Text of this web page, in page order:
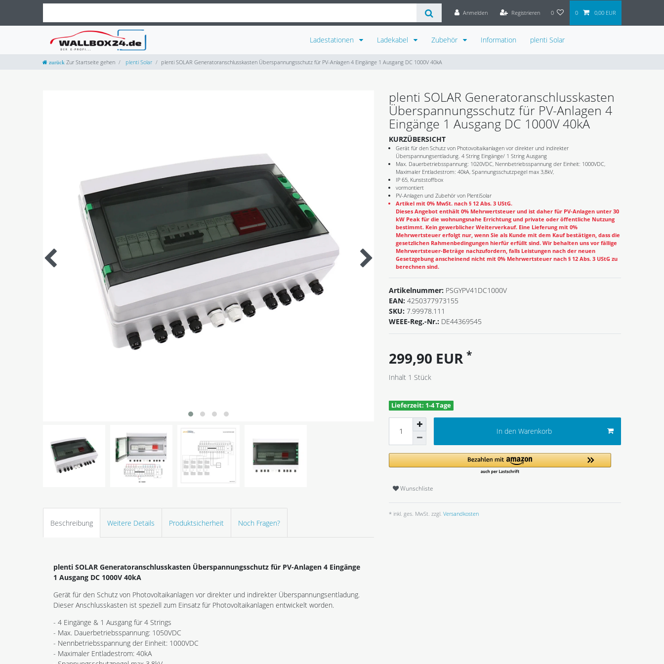
Anmelden Registrieren 0 0 0,00 EUR
Ladestationen Ladekabel Zubehör Information plenti Solar
Zur Startseite gehen plenti Solar plenti SOLAR Generatoranschlusskasten Überspannungsschutz für PV-Anlagen 4 Eingänge 1 Ausgang DC 1000V 40kA
Beschreibung Weitere Details Produktsicherheit Noch Fragen?
plenti SOLAR Generatoranschlusskasten Überspannungsschutz für PV-Anlagen 4 Eingänge
1 Ausgang DC 1000V 40kA
Gerät für den Schutz von Photovoltaikanlagen vor direkter und indirekter Überspannungsentladung.
Dieser Anschlusskasten ist speziell zum Einsatz für Photovoltaikanlagen entwickelt worden.
- 4 Eingänge & 1 Ausgang für 4 Strings
- Max. Dauerbetriebsspannung: 1050VDC
- Nennbetriebsspannung der Einheit: 1000VDC
- Maximaler Entladestrom: 40kA
plenti SOLAR Generatoranschlusskasten
Überspannungsschutz für PV-Anlagen 4
Eingänge 1 Ausgang DC 1000V 40kA
KURZÜBERSICHT
Gerät für den Schutz von Photovoltaikanlagen vor direkter und indirekter
Überspannungsentladung. 4 String Eingänge/ 1 String Ausgang
Max. Dauerbetriebsspannung: 1020VDC, Nennbetriebsspannung der Einheit: 1000VDC,
Maximaler Entladestrom: 40kA, Spannungsschutzpegel max 3,8kV,
IP 65, Kunststoffbox
vormontiert
PV-Anlagen und Zubehör von PlentiSolar
Artikel mit 0% MwSt. nach § 12 Abs. 3 UStG.
Dieses Angebot enthält 0% Mehrwertsteuer und ist daher für PV-Anlagen unter 30
kW Peak für die wohnungsnahe Errichtung und private oder öffentliche Nutzung
bestimmt. Kein gewerblicher Weiterverkauf. Eine Lieferung mit 0%
Mehrwertsteuer erfolgt nur, wenn Sie als Kunde mit dem Kauf bestätigen, dass die
gesetzlichen Rahmenbedingungen hierfür erfüllt sind. Wir behalten uns vor fällige
Mehrwertsteuer-Beträge nachzufordern, falls Leistungen nach der neuen
Gesetzgebung anscheinend nicht mit 0% Mehrwertsteuer nach § 12 Abs. 3 UStG zu
berechnen sind.
Artikelnummer: PSGYPV41DC1000V
EAN: 4250377973155
SKU: 7.99978.111
WEEE-Reg.-Nr.: DE44369545
299,90 EUR *
Inhalt 1 Stück
Lieferzeit: 1-4 Tage
In den Warenkorb
Wunschliste
* inkl. ges. MwSt. zzgl. Versandkosten